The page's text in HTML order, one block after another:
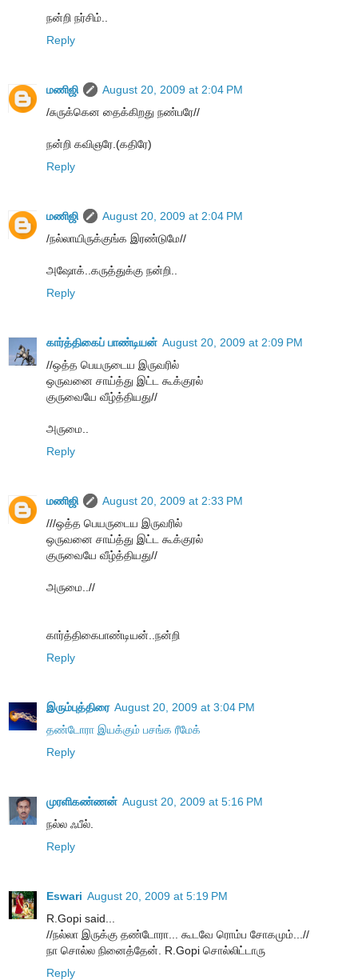
நன்றி நர்சிம்..
Reply
மணிஜி
August 20, 2009 at 2:04 PM
/சுருக்கென தைக்கிறது நண்பரே//
நன்றி கவிஞரே.(கதிரே)
Reply
மணிஜி
August 20, 2009 at 2:04 PM
/நல்லாயிருக்குங்க இரண்டுமே//
அஷோக்..கருத்துக்கு நன்றி..
Reply
கார்த்திகைப் பாண்டியன் August 20, 2009 at 2:09 PM
//ஒத்த பெயருடைய இருவரில்
ஒருவனை சாய்த்து இட்ட கூக்குரல்
குருவையே வீழ்த்தியது//
அருமை..
Reply
மணிஜி
August 20, 2009 at 2:33 PM
///ஒத்த பெயருடைய இருவரில்
ஒருவனை சாய்த்து இட்ட கூக்குரல்
குருவையே வீழ்த்தியது//
அருமை..//
கார்த்திகைபாண்டியன்..நன்றி
Reply
இரும்புத்திரை August 20, 2009 at 3:04 PM
தண்டோரா இயக்கும் பசங்க ரீமேக்
Reply
முரளிகண்ணன் August 20, 2009 at 5:16 PM
நல்ல ஃபீல்.
Reply
Eswari August 20, 2009 at 5:19 PM
R.Gopi said...
//ந‌ல்லா இருக்கு த‌ண்டோரா... கூட‌வே ரொம்ப‌ சோகமும்...//
நா சொல்ல நினைத்தேன். R.Gopi சொல்லிட்டாரு
Reply